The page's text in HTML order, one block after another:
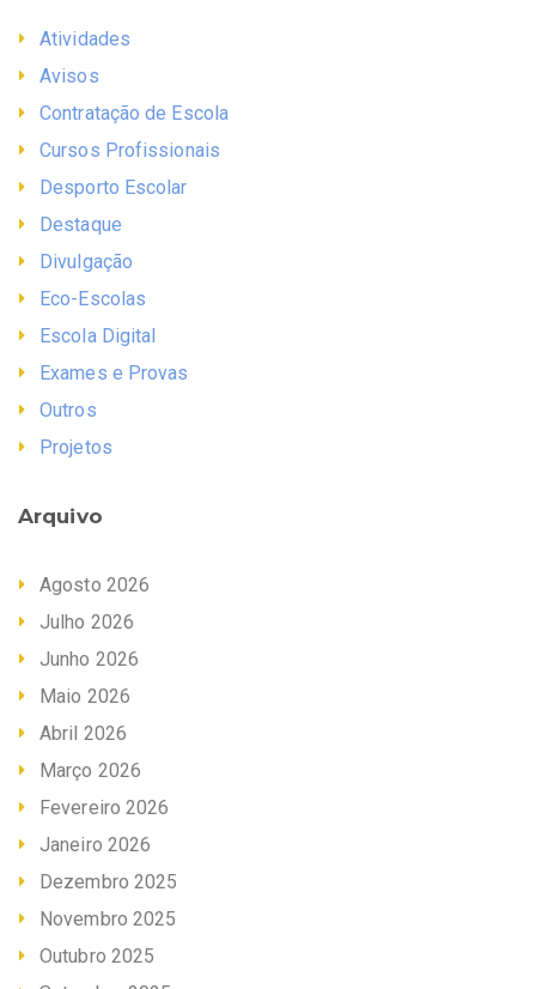
Atividades
Avisos
Contratação de Escola
Cursos Profissionais
Desporto Escolar
Destaque
Divulgação
Eco-Escolas
Escola Digital
Exames e Provas
Outros
Projetos
Arquivo
Agosto 2026
Julho 2026
Junho 2026
Maio 2026
Abril 2026
Março 2026
Fevereiro 2026
Janeiro 2026
Dezembro 2025
Novembro 2025
Outubro 2025